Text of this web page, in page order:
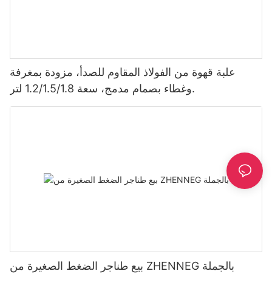
علبة قهوة من الفولاذ المقاوم للصدأ، مزودة بمغرفة
وغطاء بصمام مدمج، سعة 1.2/1.5/1.8 لتر.
بيع طناجر الضغط الصغيرة من ZHENNEG بالجملة